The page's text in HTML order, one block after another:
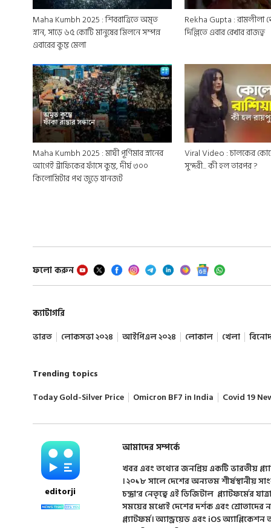
Maha Kumbh 2025 : শিবরাত্রিতে অমৃত
স্নান, সাড়ে ৬৫ কোটি মানুষের মিলনে সম্পন্ন
এবারের কুম্ভ মেলা
Rekha Gupta : রামলীলা
দিল্লিতে এবার রেখার রাজত্ব
Maha Kumbh 2025 : মাঘী পূর্ণিমার স্নানের
আগেই ট্রাফিকের ফাঁসে কুম্ভ, দীর্ঘ ৩০০
কিলোমিটার পথ জুড়ে যানজট
Viral Video : চালকের
সুন্দরী... কী হল তারপর ?
ফলো করুন
ক্যাটাগরি
ভারত
লোকসভা ২০২৪ আইপিএল ২০২৪ লোকাল খেলা
Trending topics
Today Gold-Silver Price
Omicron BF7 in India Covid 19
editorji
আমাদের সম্পর্কে
খবর এবং তথ্যের জনপ্রিয় একটি ভারতীয়
। ২০১৮ সালে দেশের অন্যতম শীর্ষস্থানীয়
চন্দ্রা'র নেতৃত্বে এই ডিজিটাল প্ল্যাটফর্মের
সময়ের মধ্যেই দেশের দর্শক এবং শ্রোতাদের
প্ল্যাটফর্ম। অ্যান্ড্রয়েড এবং iOS